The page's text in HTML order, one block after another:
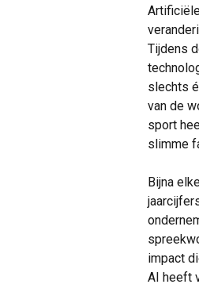
Tijdens
slechts
van de
sport
slimme
Bijna
impact
AI heeft